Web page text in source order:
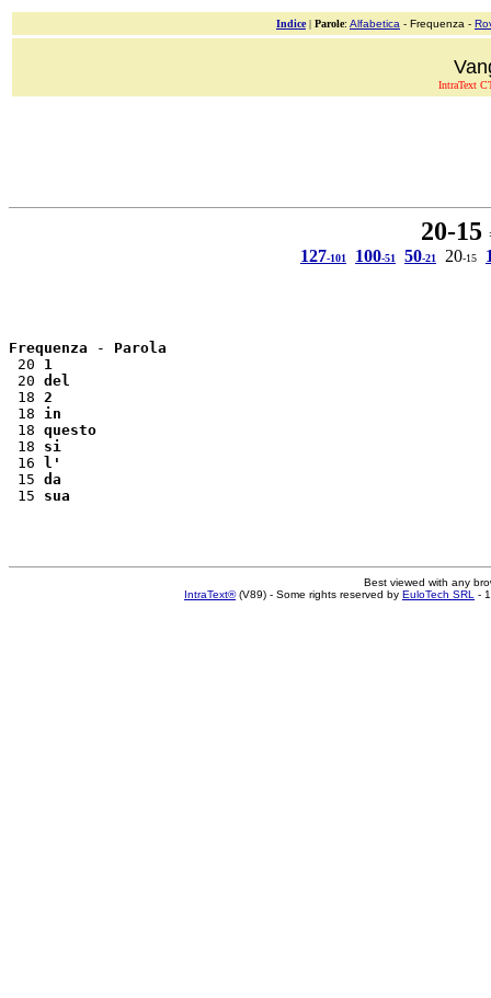
Indice| Parole: Alfabetica - Frequenza -
IntraText
20-15
127-101 100-51 50-21 20-15
Frequenza - Parola
20 1
20 del
18 2
18 in
18 questo
18 si
16
l'
15 da
15 sua
Best viewed with any
IntraText®(V89) - Some rights reserved by EuloTech SRL -